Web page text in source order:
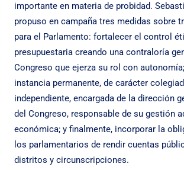
importante en materia de probidad.
propuso en campaña tres medidas sobre
para el Parlamento: fortalecer el control
presupuestaria creando una contraloría
Congreso que ejerza su rol con
instancia permanente, de carácter
independiente, encargada de la dirección
del Congreso, responsable de su gestión
económica; y finalmente, incorporar la
los parlamentarios de rendir cuentas
distritos y circunscripciones.